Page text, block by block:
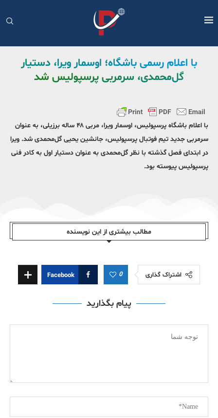
با اعلام رسمی باشگاه؛ اوسمار ویرا، دستیار
گل‌محمدی، سرمربی پرسپولیس شد
با اعلام باشگاه پرسپولیس، اوسمار ویرا، مربی ۴۸ ساله برزیلی، به عنوان
سرمربی جدید تیم فوتبال پرسپولیس، جانشین یحیی گل‌محمدی شد. ویرا
در ابتدای فصل گذشته با نظر گل‌محمدی به عنوان دستیار اول به کادر فنی
پرسپولیس پیوسته بود.
مطالب بیشتری از این نویسندە
اشتراک گذاری 0
Facebook
پیام بگذارید